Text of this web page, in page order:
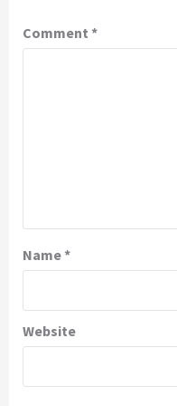
Comment *
Name*
Website